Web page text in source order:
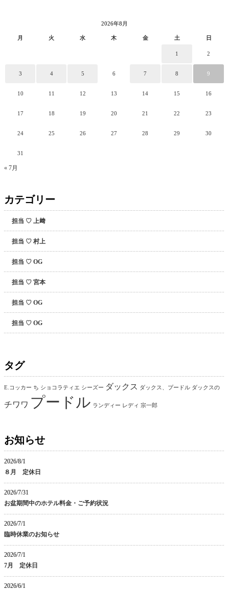
2026年8月
月 火 水 木 金 土 日
1 2
3 4 5 6 7 8 9
10 11 12 13 14 15 16
17 18 19 20 21 22 23
24 25 26 27 28 29 30
31
« 7月
カテゴリー
担当 ♡ 上﨑
担当 ♡ 村上
担当 ♡ OG
担当 ♡ 宮本
担当 ♡ OG
担当 ♡ OG
タグ
E.コッカー ち ショコラティエ シーズー ダックス ダックス、プードル ダックスの
チワワ プードル ランディー レディ 宗一郎
お知らせ
2026/8/1
８月 定休日
2026/7/31
お盆期間中のホテル料金・ご予約状況
2026/7/1
臨時休業のお知らせ
2026/7/1
7月 定休日
2026/6/1